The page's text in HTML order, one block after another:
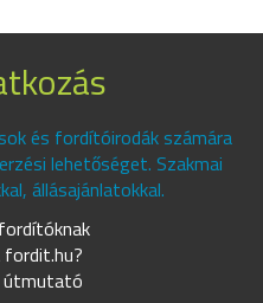
és fordítóirodák számára
lehetőséget. Szakmai
állásajánlatokkal.
útmutató